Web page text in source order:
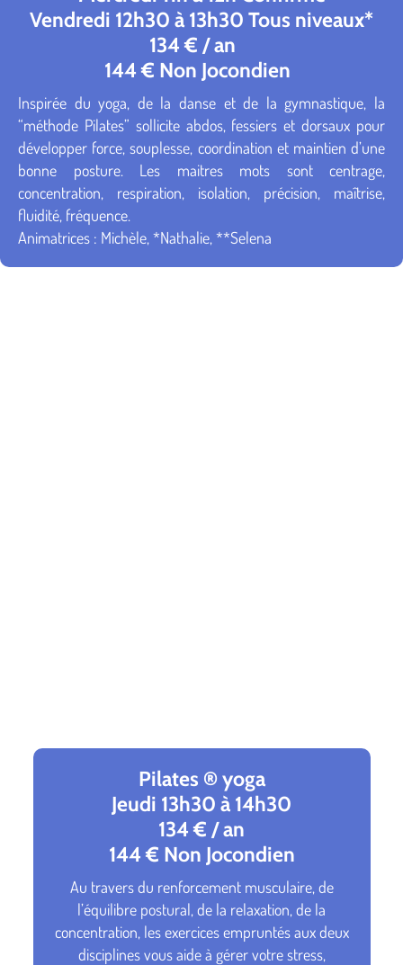
Vendredi 12h30 à 13h30 Tous niveaux*
134 € / an
144 € Non Jocondien
Inspirée du yoga, de la danse et de la gymnastique, la
“méthode Pilates” sollicite abdos, fessiers et dorsaux pour
développer force, souplesse, coordination et maintien d’une
bonne posture. Les maitres mots sont centrage,
concentration, respiration, isolation, précision, maîtrise,
fluidité, fréquence.
Animatrices : Michèle, *Nathalie, **Selena
Pilates ® yoga
Jeudi 13h30 à 14h30
134 € / an
144 € Non Jocondien
Au travers du renforcement musculaire, de
l’équilibre postural, de la relaxation, de la
concentration, les exercices empruntés aux deux
disciplines vous aide à gérer votre stress,